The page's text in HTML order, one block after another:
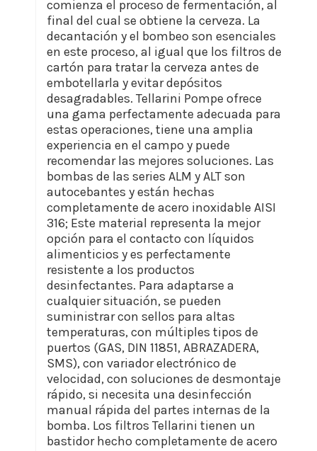
comienza el proceso de fermentación, al
final del cual se obtiene la cerveza. La
decantación y el bombeo son esenciales
en este proceso, al igual que los filtros de
cartón para tratar la cerveza antes de
embotellarla y evitar depósitos
desagradables. Tellarini Pompe ofrece
una gama perfectamente adecuada para
estas operaciones, tiene una amplia
experiencia en el campo y puede
recomendar las mejores soluciones. Las
bombas de las series ALM y ALT son
autocebantes y están hechas
completamente de acero inoxidable AISI
316; Este material representa la mejor
opción para el contacto con líquidos
alimenticios y es perfectamente
resistente a los productos
desinfectantes. Para adaptarse a
cualquier situación, se pueden
suministrar con sellos para altas
temperaturas, con múltiples tipos de
puertos (GAS, DIN 11851, ABRAZADERA,
SMS), con variador electrónico de
velocidad, con soluciones de desmontaje
rápido, si necesita una desinfección
manual rápida del partes internas de la
bomba. Los filtros Tellarini tienen un
bastidor hecho completamente de acero